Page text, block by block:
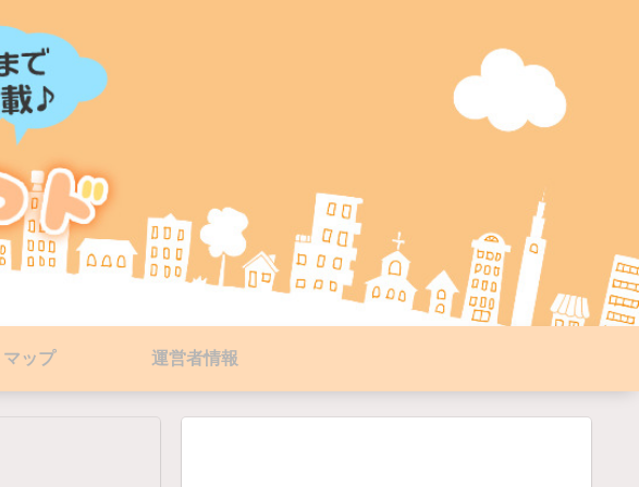
ップ 運営者情報